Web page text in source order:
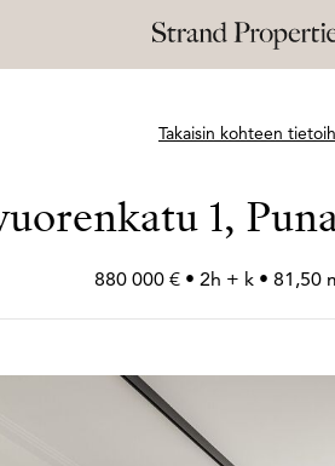
Takaisin kohteen
1,
880 000 € • 2h + k • 81,50